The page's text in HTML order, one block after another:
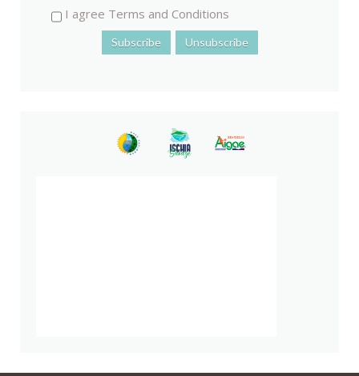
I agree Terms and Conditions